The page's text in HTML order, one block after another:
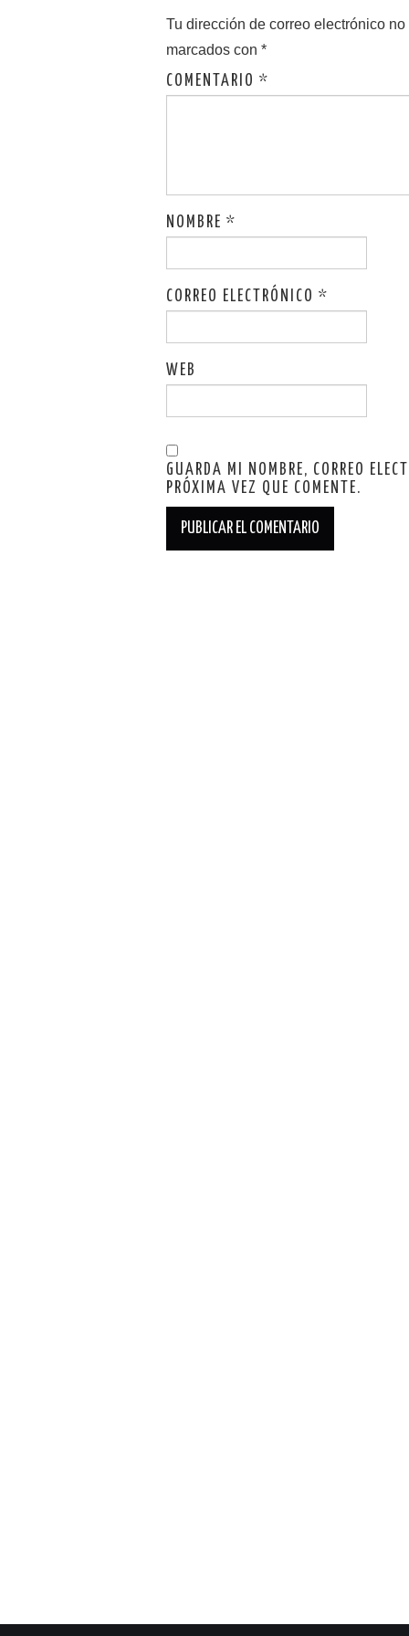
o
k
n
Tu dirección de correo electrónico
marcados con *
COMENTARIO *
NOMBRE *
CORREO ELECTRÓNICO *
WEB
GUARDA MI NOMBRE, CORREO
PRÓXIMA VEZ QUE COMENTE.